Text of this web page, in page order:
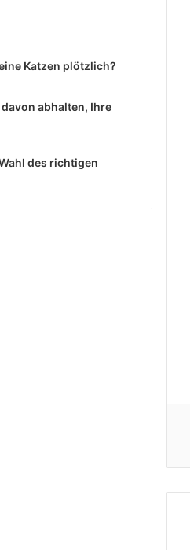
Katzen plötzlich?
abhalten, Ihre
des richtigen